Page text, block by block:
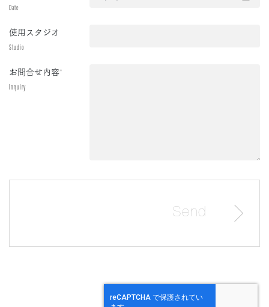
Date
使用スタジオ
Studio
お問合せ内容*
Inquiry